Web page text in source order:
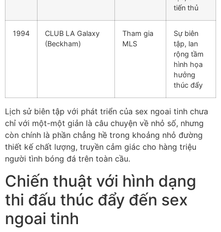
tiến thủ
1994
CLUB LA Galaxy
(Beckham)
Tham gia
MLS
Sự biên
tập, lan
rộng tầm
hình họa
hưởng
thúc đẩy
Lịch sử biên tập với phát triển của sex ngoai tinh chưa
chỉ với một-một giản là câu chuyện về nhỏ số, nhưng
còn chính là phần chẳng hề trong khoảng nhỏ đường
thiết kế chất lượng, truyền cảm giác cho hàng triệu
người tình bóng đá trên toàn cầu.
Chiến thuật với hình dạng
thi đấu thúc đẩy đến sex
ngoai tinh